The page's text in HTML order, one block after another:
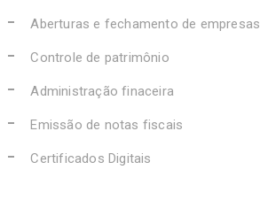
Aberturas e fechamento de empresas
Controle de patrimônio
Administração finaceira
Emissão de notas fiscais
Certificados Digitais